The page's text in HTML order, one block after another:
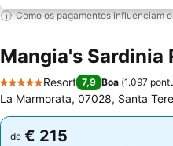
Como os pagamentos influenciam
Mangia's Sardinia
5 Estrelas
Resort 7,9 Boa (1.097
La Marmorata, 07028, Santa
de € 215
de € 215